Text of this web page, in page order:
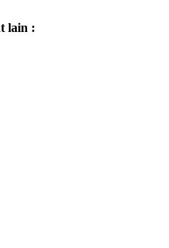
lain :